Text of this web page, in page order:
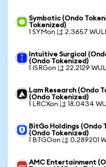
Symbotic (Ondo
Tokenized)
1 SYMon は 2.3657
Intuitive Surgical
(Ondo Tokenized)
1 ISRGon は 22.2129
Lam Research (Ondo
(Ondo Tokenized)
1 LRCXon は 18.0434
BitGo Holdings (Ondo
(Ondo Tokenized)
1 BTGOon は 0.289201
AMC Entertainment